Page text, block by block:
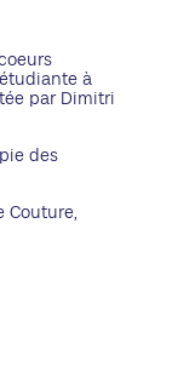
à
par Dimitri
des
Couture,